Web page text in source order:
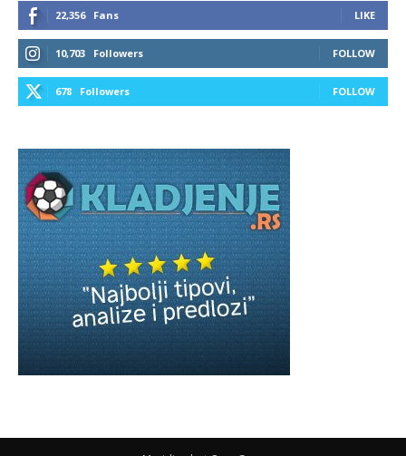
22,356 Fans LIKE
10,703 Followers FOLLOW
678 Followers FOLLOW